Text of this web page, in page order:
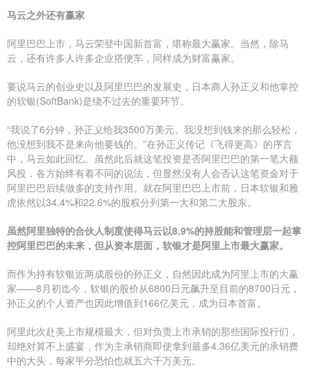
马云之外还有赢家
阿里巴巴上市，马云荣登中国新首富，堪称最大赢家。当然，除马
云，还有许多人许多企业搭便车，同样成为财富赢家。
要说马云的创业史以及阿里巴巴的发展史，日本商人孙正义和他掌控
的软银(SoftBank)是绕不过去的重要环节。
“我说了6分钟，孙正义给我3500万美元。我没想到钱来的那么轻松，
他没想到我不是来向他要钱的。”在孙正义传记《飞得更高》的序言
中，马云如此回忆。虽然此后就这笔投资是否阿里巴巴的第一笔大额
风投，各方始终有着不同的说法，但显然没有人会否认这笔资金对于
阿里巴巴后续做多的支持作用。就在阿里巴巴上市前，日本软银和雅
虎依然以34.4%和22.6%的股权分列第一大和第二大股东。
虽然阿里独特的合伙人制度使得马云以8.9%的持股能和管理层一起掌
控阿里巴巴的未来，但从资本层面，软银才是阿里上市最大赢家。
而作为持有软银近两成股份的孙正义，自然因此成为阿里上市的大赢
家——8月初迄今，软银的股价从6800日元飙升至目前的8700日元，
孙正义的个人资产也因此增值到166亿美元，成为日本首富。
阿里此次赴美上市规模最大，但对负责上市承销的那些国际投行们，
却绝对算不上盛宴，作为主承销商即使拿到最多4.36亿美元的承销费
中的大头，每家平分恐怕也就五六千万美元。